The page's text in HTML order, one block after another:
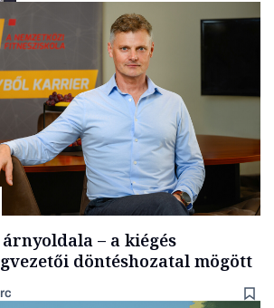
– a kiégés
döntéshozatal mögött